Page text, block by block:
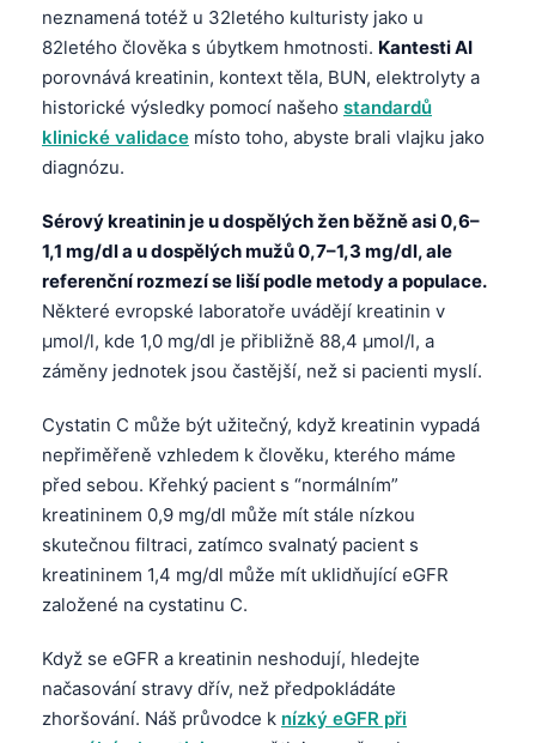
neznamená totéž u 32letého kulturisty jako u
82letého člověka s úbytkem hmotnosti. Kantesti AI
porovnává kreatinin, kontext těla, BUN, elektrolyty a
historické výsledky pomocí našeho standardů
klinické validace místo toho, abyste brali vlajku jako
diagnózu.
Sérový kreatinin je u dospělých žen běžně asi 0,6–
1,1 mg/dl a u dospělých mužů 0,7–1,3 mg/dl, ale
referenční rozmezí se liší podle metody a populace.
Některé evropské laboratoře uvádějí kreatinin v
µmol/l, kde 1,0 mg/dl je přibližně 88,4 µmol/l, a
záměny jednotek jsou častější, než si pacienti myslí.
Cystatin C může být užitečný, když kreatinin vypadá
nepřiměřeně vzhledem k člověku, kterého máme
před sebou. Křehký pacient s “normálním”
kreatininem 0,9 mg/dl může mít stále nízkou
skutečnou filtraci, zatímco svalnatý pacient s
kreatininem 1,4 mg/dl může mít uklidňující eGFR
založené na cystatinu C.
Když se eGFR a kreatinin neshodují, hledejte
načasování stravy dřív, než předpokládáte
zhoršování. Náš průvodce k nízký eGFR při